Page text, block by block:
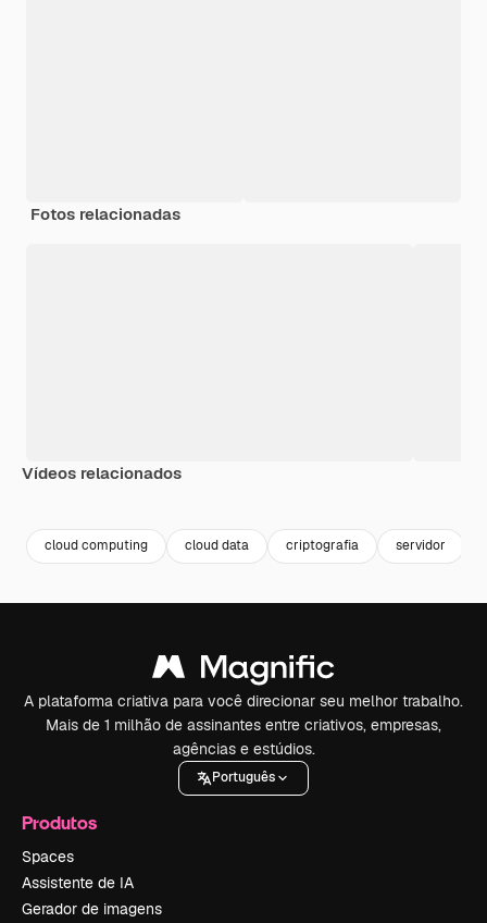
Fotos relacionadas
Vídeos relacionados
cloud computing cloud data criptografia servidor
A plataforma criativa para você direcionar seu melhor trabalho.
Mais de 1 milhão de assinantes entre criativos, empresas,
agências e estúdios.
Português
Produtos
Spaces
Assistente de IA
Gerador de imagens